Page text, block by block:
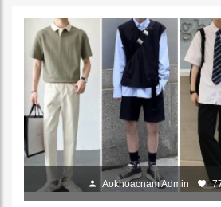
Aokhoacnam Admin